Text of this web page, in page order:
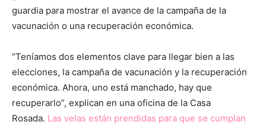
guardia para mostrar el avance de la campaña de la
vacunación o una recuperación económica.
“Teníamos dos elementos clave para llegar bien a las
elecciones, la campaña de vacunación y la recuperación
económica. Ahora, uno está manchado, hay que
recuperarlo”, explican en una oficina de la Casa
Rosada. Las velas están prendidas para que se cumplan